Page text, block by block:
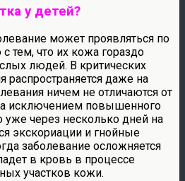
у детей?
может проявляться по
тем, что их кожа гораздо
людей. В критических
распространяется даже на
ничем не отличаются от
исключением повышенного
уже через несколько дней на
экскориации и гнойные
заболевание осложняется
в кровь в процессе
участков кожи.